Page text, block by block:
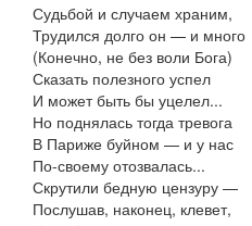
Судьбой и случаем храним,
Трудился долго он — и много
(Конечно, не без воли Бога)
Сказать полезного успел
И может быть бы уцелел...
Но поднялась тогда тревога
В Париже буйном — и у нас
По-своему отозвалась...
Скрутили бедную цензуру —
Послушав, наконец, клевет,